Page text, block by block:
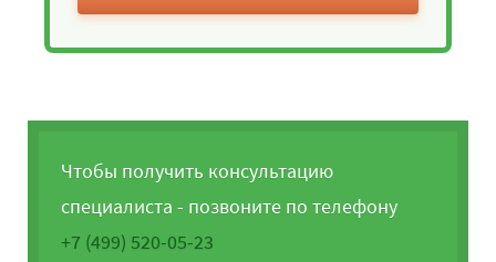
Чтобы получить консультацию
специалиста - позвоните по телефону
+7 (499) 520-05-23